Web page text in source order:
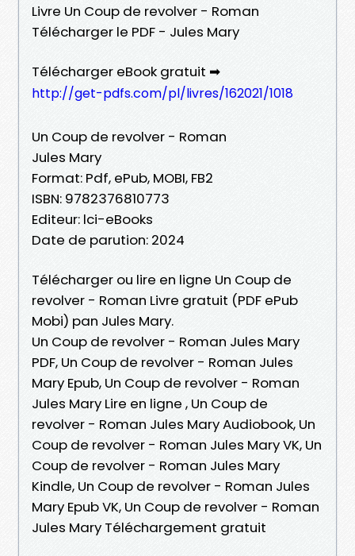
Livre Un Coup de revolver - Roman
Télécharger le PDF - Jules Mary
Télécharger eBook gratuit ➡
http://get-pdfs.com/pl/livres/162021/1018
Un Coup de revolver - Roman
Jules Mary
Format: Pdf, ePub, MOBI, FB2
ISBN: 9782376810773
Editeur: lci-eBooks
Date de parution: 2024
Télécharger ou lire en ligne Un Coup de
revolver - Roman Livre gratuit (PDF ePub
Mobi) pan Jules Mary.
Un Coup de revolver - Roman Jules Mary
PDF, Un Coup de revolver - Roman Jules
Mary Epub, Un Coup de revolver - Roman
Jules Mary Lire en ligne , Un Coup de
revolver - Roman Jules Mary Audiobook, Un
Coup de revolver - Roman Jules Mary VK, Un
Coup de revolver - Roman Jules Mary
Kindle, Un Coup de revolver - Roman Jules
Mary Epub VK, Un Coup de revolver - Roman
Jules Mary Téléchargement gratuit